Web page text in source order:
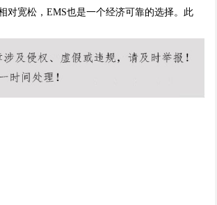
对宽松，EMS也是一个经济可靠的选择。此